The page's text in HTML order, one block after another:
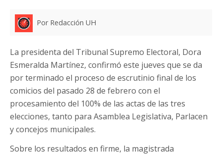
Por Redacción UH
La presidenta del Tribunal Supremo Electoral, Dora
Esmeralda Martínez, confirmó este jueves que se da
por terminado el proceso de escrutinio final de los
comicios del pasado 28 de febrero con el
procesamiento del 100% de las actas de las tres
elecciones, tanto para Asamblea Legislativa, Parlacen
y concejos municipales.
Sobre los resultados en firme, la magistrada